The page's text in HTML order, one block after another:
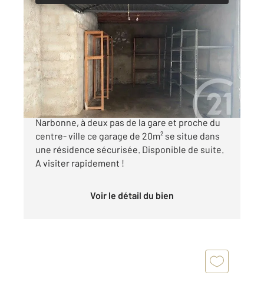
NARBONNE 11
20 m
Ref : 5294
Parking à vendre
34 000 €
11100 NARBONNE Très recherché sur la ville de
Narbonne, à deux pas de la gare et proche du
centre- ville ce garage de 20m² se situe dans
une résidence sécurisée. Disponible de suite.
A visiter rapidement !
Voir le détail du bien